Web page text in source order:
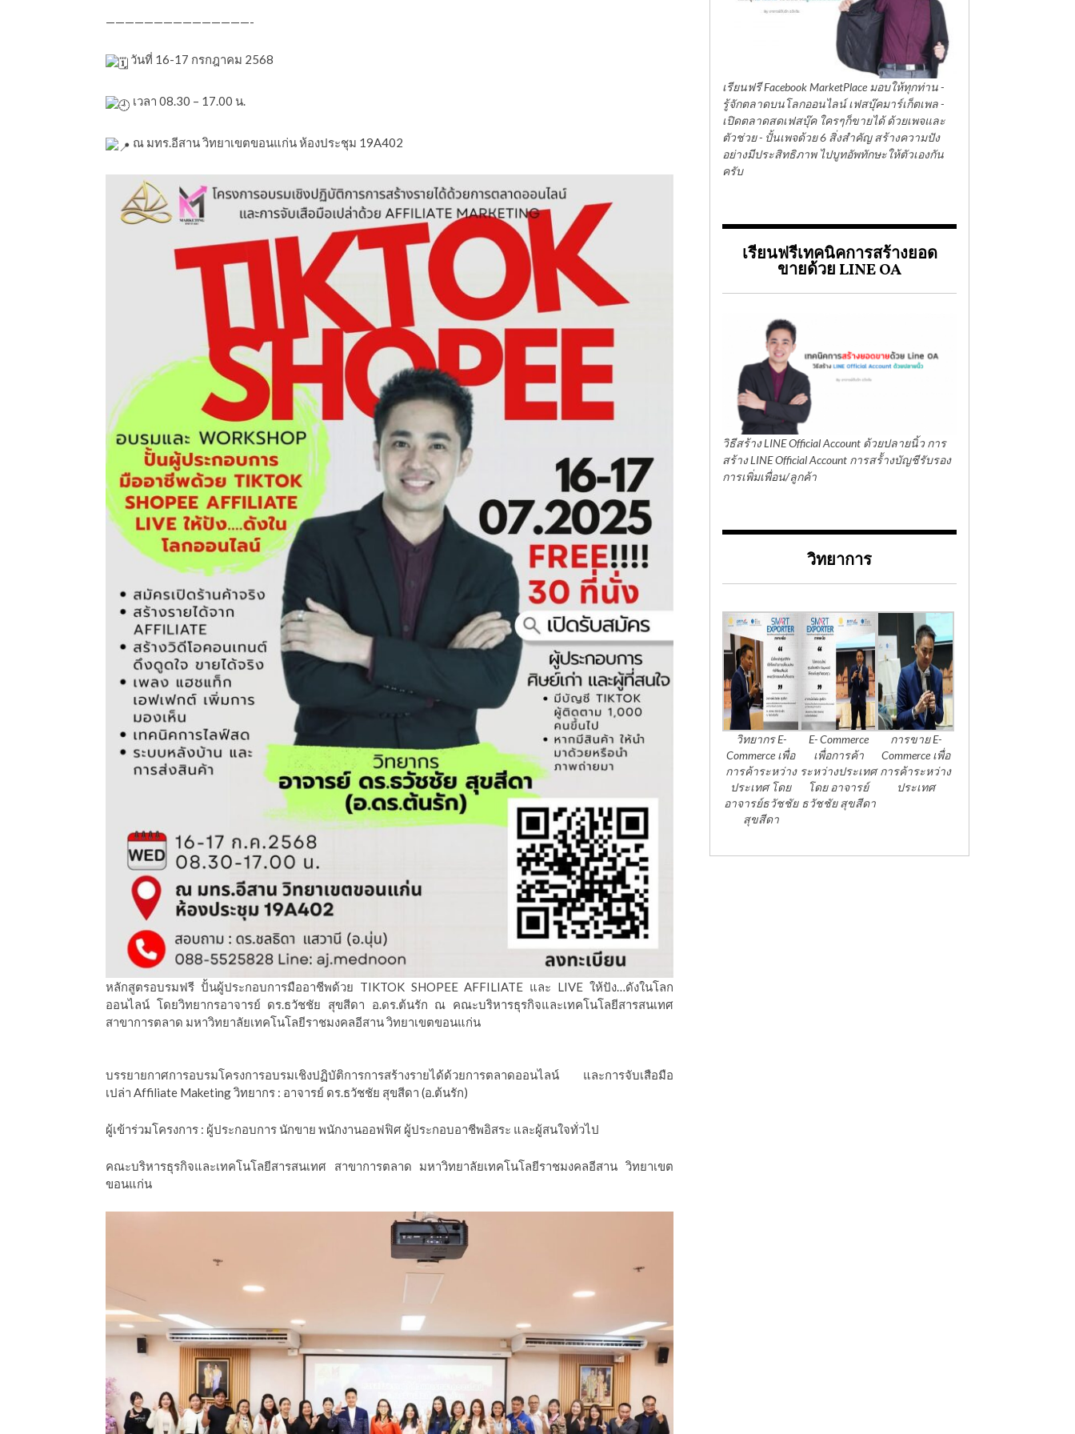
———————————————-
วันที่ 16-17 กรกฎาคม 2568
เวลา 08.30 – 17.00 น.
ณ มทร.อีสาน วิทยาเขตขอนแก่น ห้องประชุม 19A402
หลักสูตรอบรมฟรี ปั้นผู้ประกอบการมืออาชีพด้วย TIKTOK SHOPEE AFFILIATE และ LIVE ให้ปัง…ดังในโลก
ออนไลน์ โดยวิทยากรอาจารย์ ดร.ธวัชชัย สุขสีดา อ.ดร.ต้นรัก ณ คณะบริหารธุรกิจและเทคโนโลยีสารสนเทศ
สาขาการตลาด มหาวิทยาลัยเทคโนโลยีราชมงคลอีสาน วิทยาเขตขอนแก่น
บรรยายกาศการอบรมโครงการอบรมเชิงปฏิบัติการการสร้างรายได้ด้วยการตลาดออนไลน์ และการจับเสือมือ
เปล่า Affiliate Maketing วิทยากร : อาจารย์ ดร.ธวัชชัย สุขสีดา (อ.ต้นรัก)
ผู้เข้าร่วมโครงการ : ผู้ประกอบการ นักขาย พนักงานออฟฟิศ ผู้ประกอบอาชีพอิสระ และผู้สนใจทั่วไป
คณะบริหารธุรกิจและเทคโนโลยีสารสนเทศ สาขาการตลาด มหาวิทยาลัยเทคโนโลยีราชมงคลอีสาน วิทยาเขต
ขอนแก่น
เรียนฟรี Facebook MarketPlace มอบให้ทุกท่าน -
รู้จักตลาดบนโลกออนไลน์ เฟสบุ๊คมาร์เก็ตเพล -
เปิดตลาดสดเฟสบุ๊ค ใครๆก็ขายได้ ด้วยเพจและ
ตัวช่วย - ปั้นเพจด้วย 6 สิ่งสำคัญ สร้างความปัง
อย่างมีประสิทธิภาพ ไปบูทอัพทักษะให้ตัวเองกัน
ครับ
เรียนฟรีเทคนิคการสร้างยอด
ขายด้วย LINE OA
วิธีสร้าง LINE Official Account ด้วยปลายนิ้ว การ
สร้าง LINE Official Account การสร้้างบัญชีรับรอง
การเพิ่มเพื่อน/ลูกค้า
วิทยาการ
วิทยากร E-
Commerce เพื่อ
การค้าระหว่าง
ประเทศ โดย
อาจารย์ธวัชชัย
สุขสีดา
E- Commerce
เพื่อการค้า
ระหว่างประเทศ
โดย อาจารย์
ธวัชชัย สุขสีดา
การขาย E-
Commerce เพื่อ
การค้าระหว่าง
ประเทศ